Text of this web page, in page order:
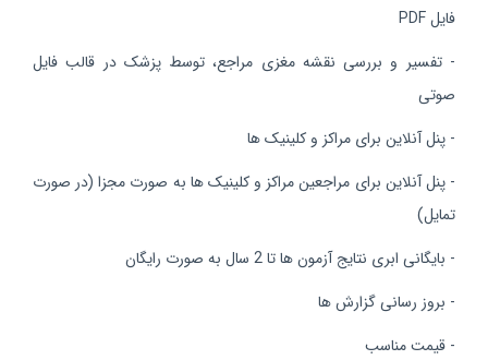
فایل PDF
- تفسیر و بررسی نقشه مغزی مراجع، توسط پزشک در قالب فایل
صوتی
- پنل آنلاین برای مراکز و کلینیک ها
- پنل آنلاین برای مراجعین مراکز و کلینیک ها به صورت مجزا (در صورت
تمایل)
- بایگانی ابری نتایج آزمون ها تا 2 سال به صورت رایگان
- بروز رسانی گزارش ها
- قیمت مناسب